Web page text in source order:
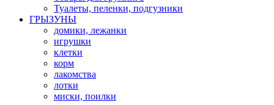
Туалеты, пеленки, подгузники
ГРЫЗУНЫ
домики, лежанки
игрушки
клетки
корм
лакомства
лотки
миски, поилки